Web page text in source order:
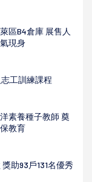
區B4倉庫 展售人
現身
工訓練課程
素養種子教師 奠
教育
助93戶131名優秀